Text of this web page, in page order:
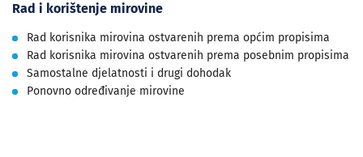
Rad i korištenje mirovine
Rad korisnika mirovina ostvarenih prema općim propisima
Rad korisnika mirovina ostvarenih prema posebnim propisima
Samostalne djelatnosti i drugi dohodak
Ponovno određivanje mirovine